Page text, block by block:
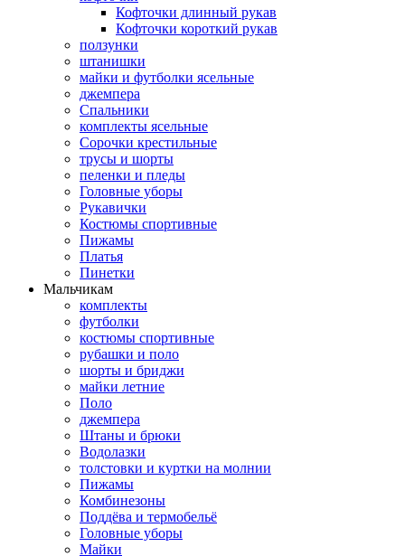
Кофточки длинный рукав
Кофточки короткий рукав
ползунки
штанишки
майки и футболки ясельные
джемпера
Спальники
комплекты ясельные
Сорочки крестильные
трусы и шорты
пеленки и пледы
Головные уборы
Рукавички
Костюмы спортивные
Пижамы
Платья
Пинетки
Мальчикам
комплекты
футболки
костюмы спортивные
рубашки и поло
шорты и бриджи
майки летние
Поло
джемпера
Штаны и брюки
Водолазки
толстовки и куртки на молнии
Пижамы
Комбинезоны
Поддёва и термобельё
Головные уборы
Майки